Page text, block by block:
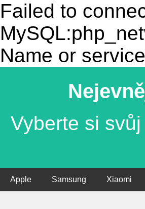
Failed to
Name or
Vyberte si
Apple Samsung Xiaomi